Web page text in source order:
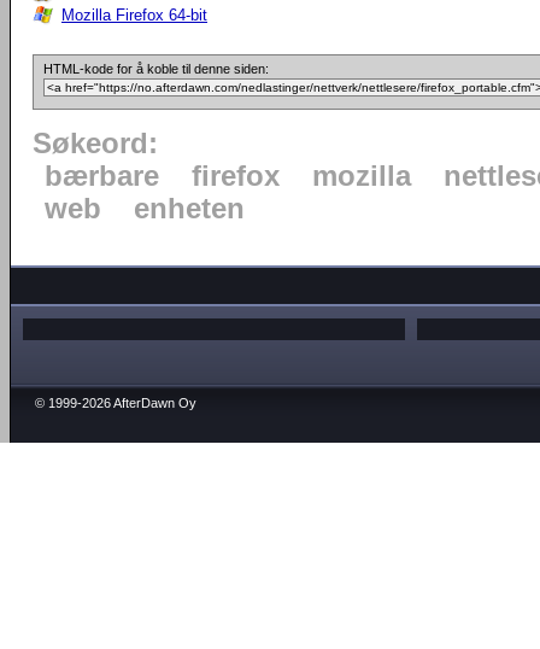
Mozilla Firefox 64-bit
HTML-kode for å koble til denne siden:
Søkeord:
bærbare
firefox mozilla
web
enheten
© 1999-2026 AfterDawn Oy